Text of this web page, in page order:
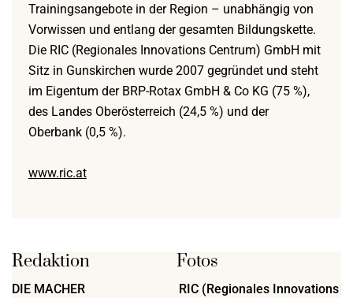
Trainingsangebote in der Region – unabhängig von
Vorwissen und entlang der gesamten Bildungskette.
Die RIC (Regionales Innovations Centrum) GmbH mit
Sitz in Gunskirchen wurde 2007 gegründet und steht
im Eigentum der BRP-Rotax GmbH & Co KG (75 %),
des Landes Oberösterreich (24,5 %) und der
Oberbank (0,5 %).
www.ric.at
Redaktion
DIE MACHER
Fotos
RIC (Regionales Innovations